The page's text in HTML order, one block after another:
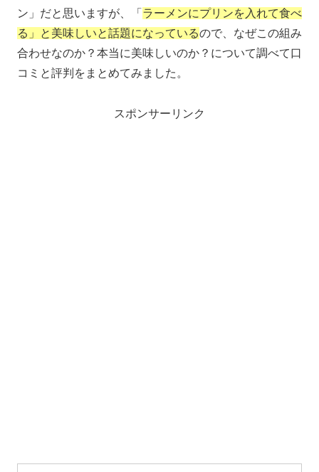
ン」だと思いますが、「 ラーメンにプリンを入れて食べ
る」と美味しいと話題になっているので、なぜこの組み
合わせなのか？本当に美味しいのか？について調べて口
コミと評判をまとめてみました。
スポンサーリンク